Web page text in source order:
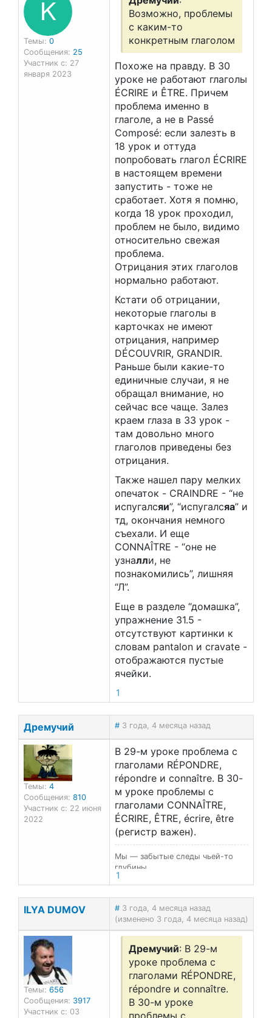
K
Темы: 0
Сообщения: 25
Участник с: 27
января 2023
Возможно, проблемы
с каким-то
конкретным глаголом
Похоже на правду. В 30
уроке не работают глаголы
ÉCRIRE и ÊTRE. Причем
проблема именно в
глаголе, а не в Passé
Composé: если залезть в
18 урок и оттуда
попробовать глагол ÉCRIRE
в настоящем времени
запустить - тоже не
сработает. Хотя я помню,
когда 18 урок проходил,
проблем не было, видимо
относительно свежая
проблема.
Отрицания этих глаголов
нормально работают.
Кстати об отрицании,
некоторые глаголы в
карточках не имеют
отрицания, например
DÉCOUVRIR, GRANDIR.
Раньше были какие-то
единичные случаи, я не
обращал внимание, но
сейчас все чаще. Залез
краем глаза в 33 урок -
там довольно много
глаголов приведены без
отрицания.
Также нашел пару мелких
опечаток - CRAINDRE - “не
испугалсяи”, “испугалсяа” и
тд, окончания немного
съехали. И еще
CONNAÎTRE - “оне не
узналли, не
познакомились”, лишняя
“Л”.
Еще в разделе “домашка”,
упражнение 31.5 -
отсутствуют картинки к
словам pantalon и cravate -
отображаются пустые
ячейки.
1
Дремучий # 3 года, 4 месяца назад
Темы: 4
Сообщения: 810
Участник с: 22 июня
2022
В 29-м уроке проблема с
глаголами RÉPONDRE,
répondre и connaître. В 30-
м уроке проблемы с
глаголами CONNAÎTRE,
ÉCRIRE, ÊTRE, écrire, être
(регистр важен).
Мы — забытые следы чьей-то
глубины…
1
ILYA DUMOV # 3 года, 4 месяца назад
(изменено 3 года, 4 месяца назад)
Темы: 656
Сообщения: 3917
Участник с: 03
Дремучий: В 29-м
уроке проблема с
глаголами RÉPONDRE,
répondre и connaître.
В 30-м уроке
проблемы с